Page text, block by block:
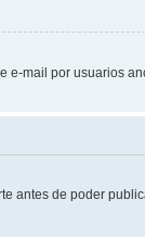
e-mail por usuarios
antes de poder